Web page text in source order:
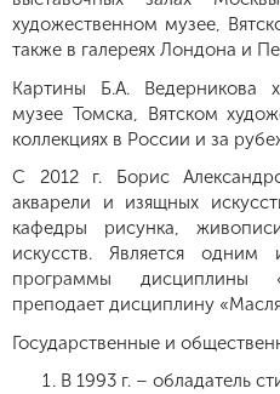
художественном музее,
также в галереях Лондона и
Картины Б.А. Ведерникова
музее Томска, Вятском
коллекциях в России и за
С 2012 г. Борис
акварели и изящных
кафедры рисунка,
искусств. Является одним
программы дисциплины
преподает дисциплину
Государственные и
В 1993 г. – обладатель